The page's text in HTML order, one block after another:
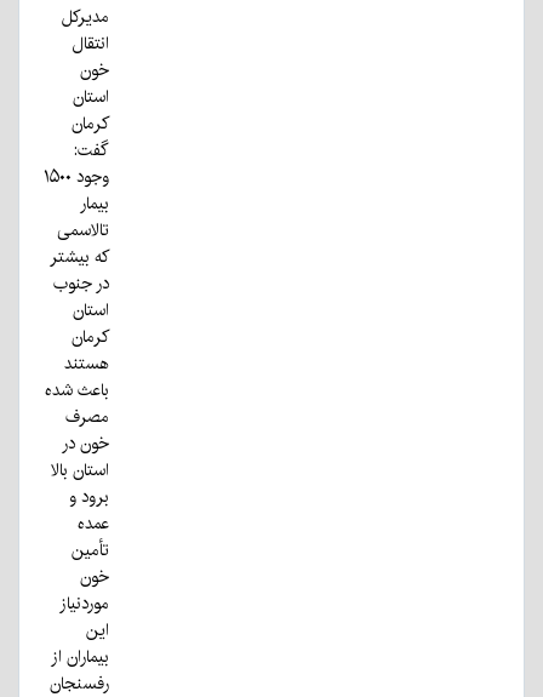
مدیرکل
انتقال
خون
استان
کرمان
گفت:
وجود ۱۵۰۰
بیمار
تالاسمی
که بیشتر
در جنوب
استان
کرمان
هستند
باعث شده
مصرف
خون در
استان بالا
برود و
عمده
تأمین
خون
موردنیاز
این
بیماران از
رفسنجان